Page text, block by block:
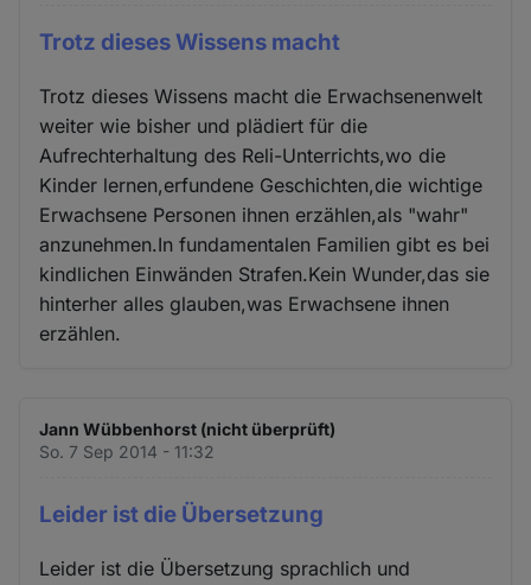
Trotz dieses Wissens macht
Trotz dieses Wissens macht die Erwachsenenwelt
weiter wie bisher und plädiert für die
Aufrechterhaltung des Reli-Unterrichts,wo die
Kinder lernen,erfundene Geschichten,die wichtige
Erwachsene Personen ihnen erzählen,als "wahr"
anzunehmen.In fundamentalen Familien gibt es bei
kindlichen Einwänden Strafen.Kein Wunder,das sie
hinterher alles glauben,was Erwachsene ihnen
erzählen.
Jann Wübbenhorst (nicht überprüft)
So. 7 Sep 2014 - 11:32
Leider ist die Übersetzung
Leider ist die Übersetzung sprachlich und